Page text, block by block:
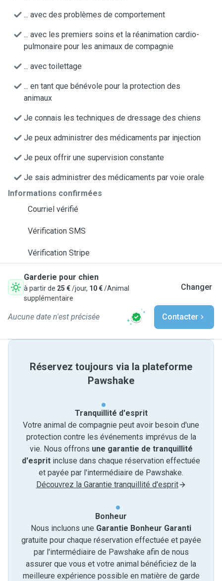
... avec des problèmes de comportement
... avec les premiers soins et la réanimation cardio-
pulmonaire pour les animaux de compagnie
... avec toilettage
... en tant que bénévole pour la protection des
animaux
Je connais les techniques de dressage des chiens
Je peux administrer des médicaments par injection
Je peux offrir une supervision constante
Je sais administrer des médicaments par voie orale
Informations confirmées
Courriel vérifié
Vérification SMS
Vérification Stripe
Garderie pour chien
à partir de 25 €/jour, 10 €/Animal
supplémentaire
Changer
Aucune date n'est précisée Contacter
Réservez toujours via la plateforme
Pawshake
Tranquillité d'esprit
Votre animal de compagnie peut avoir besoin d'une
protection contre les événements imprévus de la
vie. Nous offrons une garantie de tranquillité
d'esprit incluse dans chaque réservation effectuée
et payée par l'intermédiaire de Pawshake.
Découvrez la Garantie tranquillité d'esprit
Bonheur
Nous incluons une Garantie Bonheur Garanti
gratuite pour chaque réservation effectuée et payée
par l'intermédiaire de Pawshake afin de nous
assurer que vous et votre animal bénéficiez de la
meilleure expérience possible en matière de garde